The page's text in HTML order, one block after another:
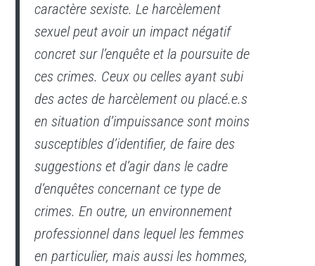
caractère sexiste. Le harcèlement
sexuel peut avoir un impact négatif
concret sur l’enquête et la poursuite de
ces crimes. Ceux ou celles ayant subi
des actes de harcèlement ou placé.e.s
en situation d’impuissance sont moins
susceptibles d’identifier, de faire des
suggestions et d’agir dans le cadre
d’enquêtes concernant ce type de
crimes. En outre, un environnement
professionnel dans lequel les femmes
en particulier, mais aussi les hommes,